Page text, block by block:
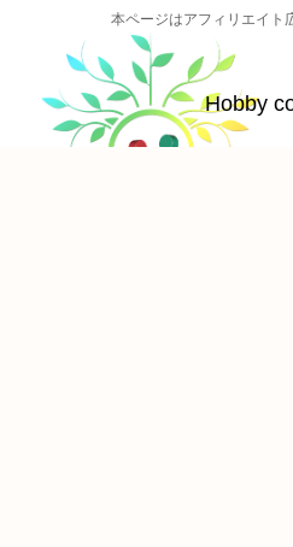
本ページはアフィリエイト
Hobby